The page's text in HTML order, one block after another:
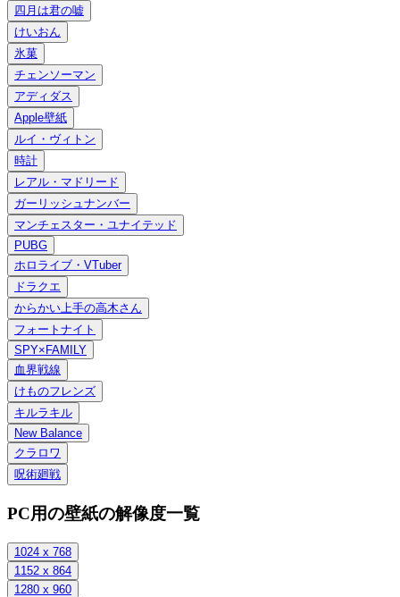
四月は君の嘘
けいおん
氷菓
チェンソーマン
アディダス
Apple壁紙
ルイ・ヴィトン
時計
レアル・マドリード
ガーリッシュナンバー
マンチェスター・ユナイテッド
PUBG
ホロライブ・VTuber
ドラクエ
からかい上手の高木さん
フォートナイト
SPY×FAMILY
血界戦線
けものフレンズ
キルラキル
New Balance
クラロワ
呪術廻戦
PC用の壁紙の解像度一覧
1024 x 768
1152 x 864
1280 x 960